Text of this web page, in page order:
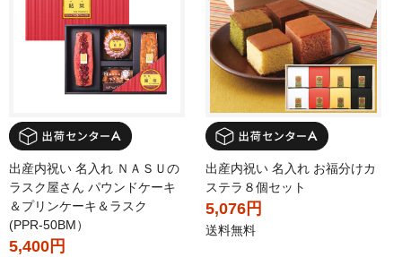
出産内祝い 名入れ ＮＡＳＵの
ラスク屋さん パウンドケーキ
＆プリンケーキ＆ラスク
(PPR-50BM）
5,400円
出産内祝い 名入れ お福分けカ
ステラ８個セット
5,076円
送料無料